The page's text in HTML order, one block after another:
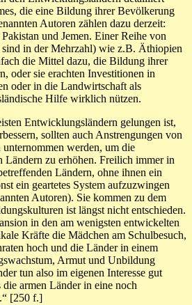
die eine Bildung ihrer Bevölkerung
Autoren zählen dazu derzeit:
und Jemen. Einer Reihe von
sind in der Mehrzahl) wie z.B. Äthiopien
die Mittel dazu, die Bildung ihrer
oder sie erachten Investitionen in
oder in die Landwirtschaft als
Hilfe wirklich nützen.
Entwicklungsländern gelungen ist,
sollten auch Anstrengungen von
unternommen werden, um die
Ländern zu erhöhen. Freilich immer in
Ländern, ohne ihnen ein
ein geartetes System aufzuzwingen
Autoren). Sie kommen zu dem
ist längst nicht entschieden.
in den am wenigsten entwickelten
Kräfte die Mädchen am Schulbesuch,
hoch und die Länder in einem
Armut und Unbildung
tun also im eigenen Interesse gut
armen Länder in eine noch
[250 f.]